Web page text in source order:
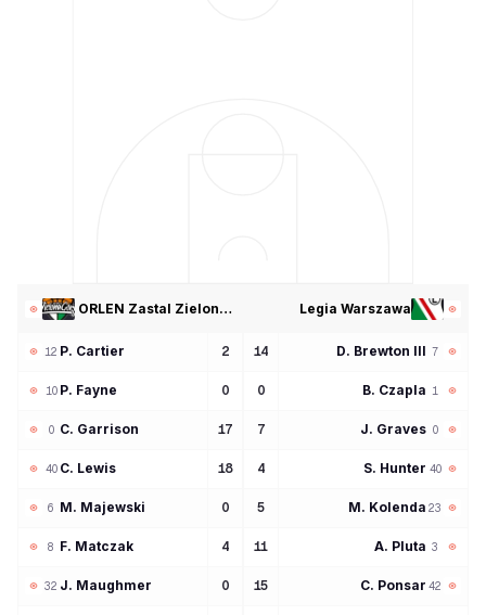
ORLEN Zastal Zielona Góra
12 P Cartier 2
10 P Fayne 0
0 C Garrison 17
40 C Lewis 18
6 M Majewski 0
8 F Matczak 4
32 J Maughmer 0
Legia Warszawa
7
D Brewton III
14
1
B Czapla
0
0
J Graves
7
40
S Hunter
4
23
M Kolenda
5
3
A Pluta
11
42
C Ponsar
15